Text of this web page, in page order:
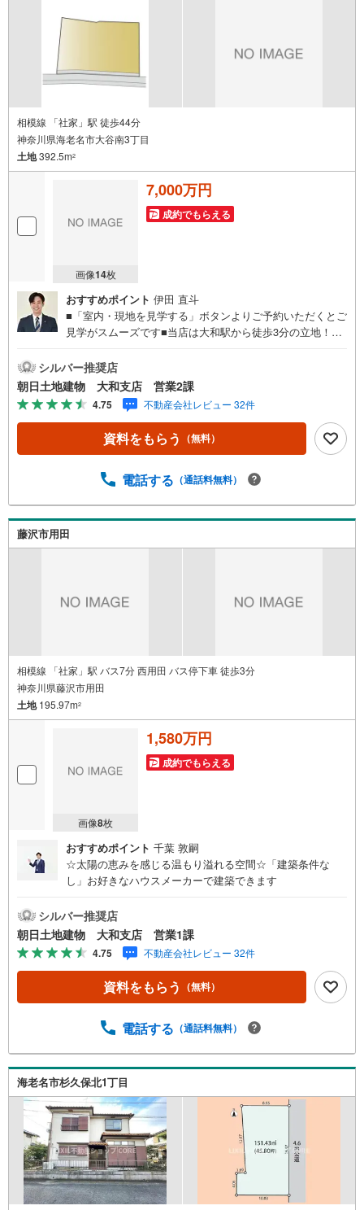
相模線 「社家」駅 徒歩44分
神奈川県海老名市大谷南3丁目
土地392.5m2
画像14枚
7,000万円
成約でもらえる
おすすめポイント 伊田 直斗
■「室内・現地を見学する」ボタンよりご予約いただくとご
見学がスムーズです■当店は大和駅から徒歩3分の立地！青
ったキッズコーナーやおむつ替えができる授乳室も完備お
子様連れでも安心です。提携駐車場もございます■ご来場の
際は、事前にご予約をお願いします■「室内・現地を見学す
る」ボタンよりご予約頂くとスムーズ！■現地ご案内■お客
様の貴重なお時間の中でご希望の情報をご案内します。お
およその所要時間や内容は下記をご参考ください〇ご希望
現地/物件見学（30分～）〇周辺環境のご紹介（30分～）■
設計致します。私達は様々なご要望にお応え致します！
【コロナウイルス予防対策実施中】〇ご入店時の検温とア
ルコール除菌を設置しております〇接客ブースでは、お席
シルバー推奨店
朝日土地建物 大和支店 営業2課
4.75 不動産会社レビュー 32件
資料をもらう （無料）
電話する （通話料無料）
藤沢市用田
相模線 「社家」駅 バス7分 西用田 バス停下車 徒歩3分
神奈川県藤沢市用田
土地195.97m2
画像8枚
1,580万円
成約でもらえる
おすすめポイント 千葉 敦嗣
☆太陽の恵みを感じる温もり溢れる空間☆「建築条件な
し」お好きなハウスメーカーで建築できます
シルバー推奨店
朝日土地建物 大和支店 営業1課
4.75 不動産会社レビュー 32件
資料をもらう （無料）
電話する （通話料無料）
海老名市杉久保北1丁目